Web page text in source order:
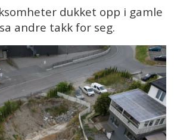
dukket opp i gamle
andre takk for seg.